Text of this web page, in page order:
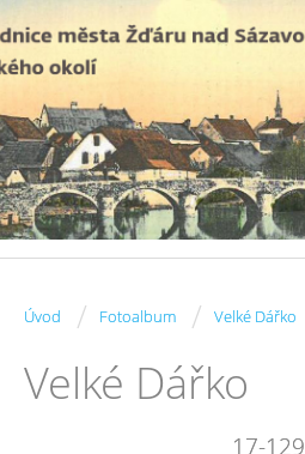
Úvod / Fotoalbum / Velké Dářko
Velké Dářko
17-129